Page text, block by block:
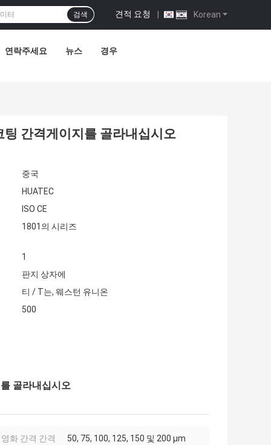
Korean
견적 요청 |
검색
연락주세요 뉴스 경우
간격게이지를 골라내십시오
중국
HUATEC
ISO CE
1801의 시리즈
1
판지 상자에
티 / T는, 웨스턴 유니온
500
골라내십시오
화 간격 간격
50, 75, 100, 125, 150 및 200 μm